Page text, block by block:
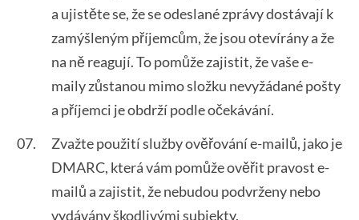
a ujistěte se, že se odeslané zprávy dostávají k
zamýšleným příjemcům, že jsou otevírány a že
na ně reagují. To pomůže zajistit, že vaše e-
maily zůstanou mimo složku nevyžádané pošty
a příjemci je obdrží podle očekávání.
Zvažte použití služby ověřování e-mailů, jako je
DMARC, která vám pomůže ověřit pravost e-
mailů a zajistit, že nebudou podvrženy nebo
vydávány škodlivými subjekty.